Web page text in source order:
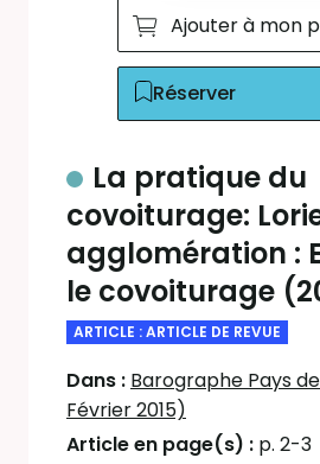
Ajouter à mon
Réserver
La pratique du
covoiturage:
agglomération :
le covoiturage
ARTICLE : ARTICLE DE REVUE
Dans : Barographe Pays
Février 2015)
Article en page(s) : p. 2-3